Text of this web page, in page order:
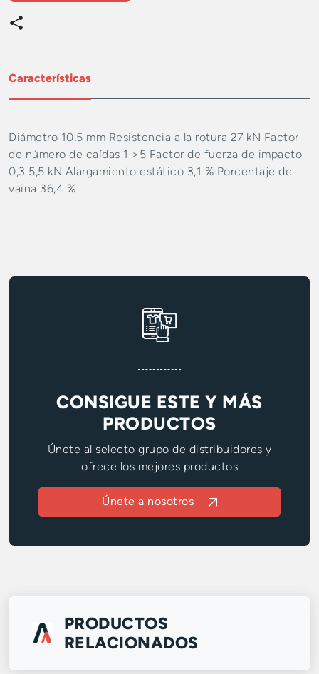
Características
Diámetro 10,5 mm Resistencia a la rotura 27 kN Factor
de número de caídas 1 >5 Factor de fuerza de impacto
0,3 5,5 kN Alargamiento estático 3,1 % Porcentaje de
vaina 36,4 %
CONSIGUE ESTE Y MÁS
PRODUCTOS
Únete al selecto grupo de distribuidores y
ofrece los mejores productos
Únete a nosotros
PRODUCTOS
RELACIONADOS